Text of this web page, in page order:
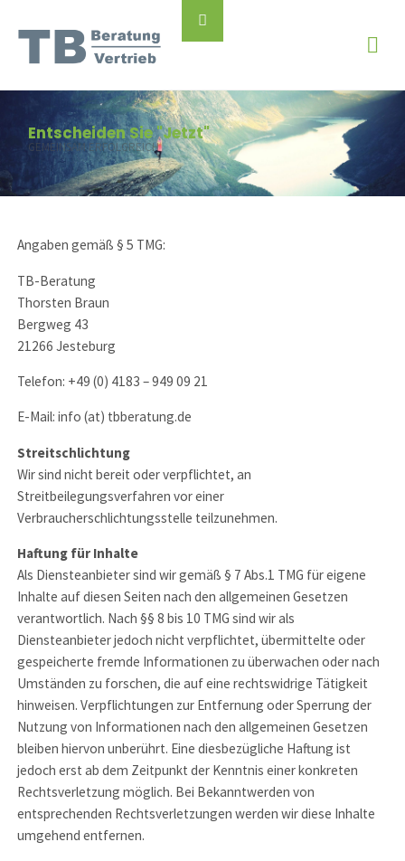
Entscheiden Sie "Jetzt"
GEMEINSAM ERFOLGREICH
Angaben gemäß § 5 TMG:
TB-Beratung
Thorsten Braun
Bergweg 43
21266 Jesteburg
Telefon: +49 (0) 4183 – 949 09 21
E-Mail: info (at) tbberatung.de
Streitschlichtung
Wir sind nicht bereit oder verpflichtet, an
Streitbeilegungsverfahren vor einer
Verbraucherschlichtungsstelle teilzunehmen.
Haftung für Inhalte
Als Diensteanbieter sind wir gemäß § 7 Abs.1 TMG für eigene
Inhalte auf diesen Seiten nach den allgemeinen Gesetzen
verantwortlich. Nach §§ 8 bis 10 TMG sind wir als
Diensteanbieter jedoch nicht verpflichtet, übermittelte oder
gespeicherte fremde Informationen zu überwachen oder nach
Umständen zu forschen, die auf eine rechtswidrige Tätigkeit
hinweisen. Verpflichtungen zur Entfernung oder Sperrung der
Nutzung von Informationen nach den allgemeinen Gesetzen
bleiben hiervon unberührt. Eine diesbezügliche Haftung ist
jedoch erst ab dem Zeitpunkt der Kenntnis einer konkreten
Rechtsverletzung möglich. Bei Bekanntwerden von
entsprechenden Rechtsverletzungen werden wir diese Inhalte
umgehend entfernen.
Back